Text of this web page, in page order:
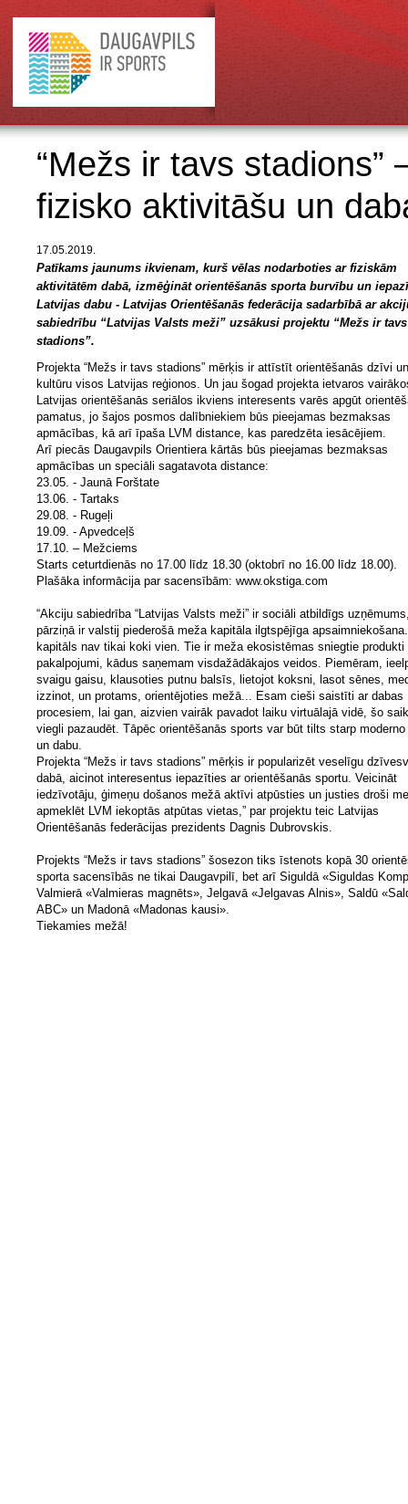
“Mežs ir tavs stadions”
fizisko aktivitāšu un
17.05.2019.
Patīkams jaunums ikvienam, kurš vēlas nodarboties ar fiziskām
aktivitātēm dabā, izmēģināt orientēšanās sporta burvību un
Latvijas dabu - Latvijas Orientēšanās federācija sadarbībā ar
sabiedrību “Latvijas Valsts meži” uzsākusi projektu “Mežs ir tavs
stadions”.
Projekta “Mežs ir tavs stadions” mērķis ir attīstīt orientēšanās dzīvi un
kultūru visos Latvijas reģionos. Un jau šogad projekta ietvaros
Latvijas orientēšanās seriālos ikviens interesents varēs apgūt
pamatus, jo šajos posmos dalībniekiem būs pieejamas bezmaksas
apmācības, kā arī īpaša LVM distance, kas paredzēta iesācējiem.
Arī piecās Daugavpils Orientiera kārtās būs pieejamas bezmaksas
apmācības un speciāli sagatavota distance:
23.05. - Jaunā Forštate
13.06. - Tartaks
29.08. - Rugeļi
19.09. - Apvedceļš
17.10. – Mežciems
Starts ceturtdienās no 17.00 līdz 18.30 (oktobrī no 16.00 līdz 18.00).
Plašāka informācija par sacensībām: www.okstiga.com
“Akciju sabiedrība “Latvijas Valsts meži” ir sociāli atbildīgs
pārziņā ir valstij piederošā meža kapitāla ilgtspējīga
kapitāls nav tikai koki vien. Tie ir meža ekosistēmas sniegtie produkti
pakalpojumi, kādus saņemam visdažādākajos veidos. Piemēram,
svaigu gaisu, klausoties putnu balsīs, lietojot koksni, lasot sēnes,
izzinot, un protams, orientējoties mežā... Esam cieši saistīti ar dabas
procesiem, lai gan, aizvien vairāk pavadot laiku virtuālajā vidē, šo
viegli pazaudēt. Tāpēc orientēšanās sports var būt tilts starp moderno
un dabu.
Projekta “Mežs ir tavs stadions” mērķis ir popularizēt veselīgu
dabā, aicinot interesentus iepazīties ar orientēšanās sportu. Veicināt
iedzīvotāju, ģimeņu došanos mežā aktīvi atpūsties un justies droši
apmeklēt LVM iekoptās atpūtas vietas,” par projektu teic Latvijas
Orientēšanās federācijas prezidents Dagnis Dubrovskis.
Projekts “Mežs ir tavs stadions” šosezon tiks īstenots kopā 30
sporta sacensībās ne tikai Daugavpilī, bet arī Siguldā «Siguldas
Valmierā «Valmieras magnēts», Jelgavā «Jelgavas Alnis», Saldū
ABC» un Madonā «Madonas kausi».
Tiekamies mežā!